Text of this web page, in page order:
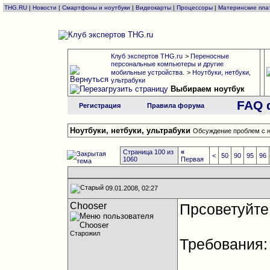
THG.RU | Новости | Смартфоны и ноутбуки | Видеокарты | Процессоры | Материнские
Клуб экспертов THG.ru > Переносные
персональные компьютеры и другие
мобильные устройства. > Ноутбуки, нетбуки,
ультрабуки
Выбираем ноутбук
Регистрация Правила форума FAQ
Ноутбуки, нетбуки, ультрабуки Обсуждение проблем с
Страница 100 из
1060
«
Первая
< 50 90 95 96
09.01.2008, 02:27
Chooser
Старожил
Требования: